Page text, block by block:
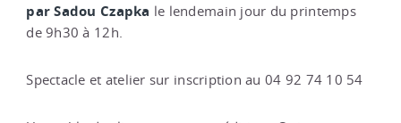
par Sadou Czapka le lendemain jour du printemps
de 9h30 à 12h.
Spectacle et atelier sur inscription au 04 92 74 10 54